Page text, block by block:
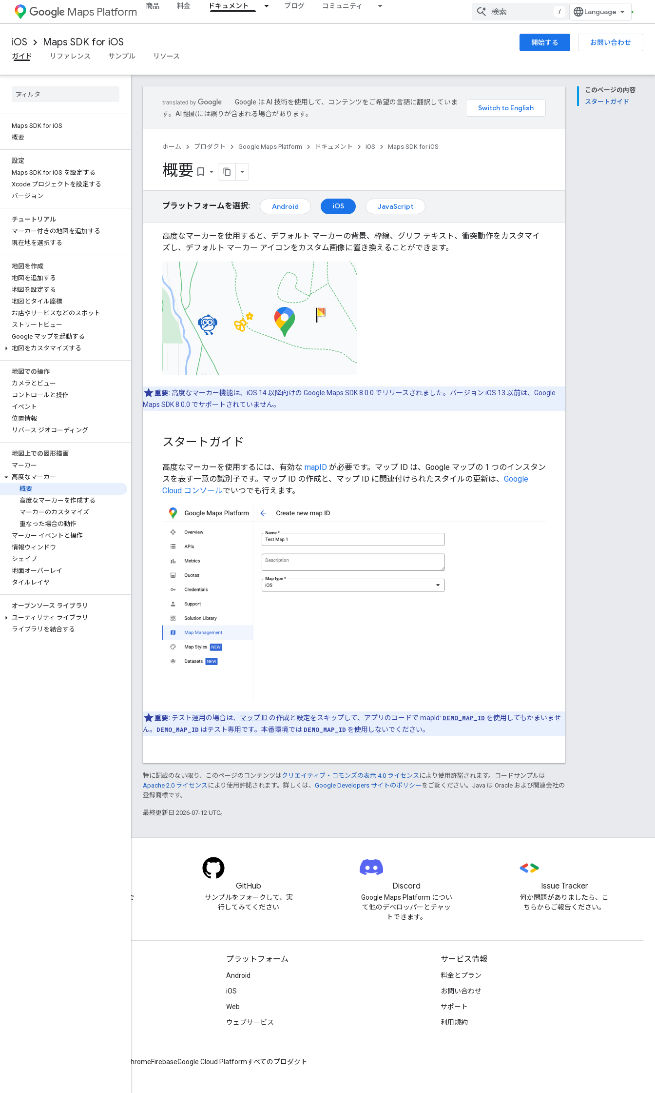
Maps Platform 商品 料金 ドキュメント ブログ コミュニティ
/
iOS Maps SDK for iOS 開始する
お問い合わせ
ガイド
リファレンス サンプル リソース
Maps SDK for iOS
概要
設定
Maps SDK for iOS を設定する
Xcode プロジェクトを設定する
バージョン
チュートリアル
マーカー付きの地図を追加する
現在地を選択する
地図を作成
地図を追加する
地図を設定する
地図とタイル座標
お店やサービスなどのスポット
ストリートビュー
Google マップを起動する
地図をカスタマイズする
地図での操作
カメラとビュー
コントロールと操作
イベント
位置情報
リバース ジオコーディング
地図上での図形描画
マーカー
高度なマーカー
概要
高度なマーカーを作成する
マーカーのカスタマイズ
重なった場合の動作
マーカー イベントと操作
情報ウィンドウ
シェイプ
地面オーバーレイ
タイルレイヤ
オープンソース ライブラリ
ユーティリティ ライブラリ
ライブラリを結合する
このページの内容
スタートガイド
Google は AI 技術を使用して、コンテンツをご希望の言語に翻訳していま
す。AI 翻訳には誤りが含まれる場合があります。
ホーム プロダクト Google Maps Platform ドキュメント iOS Maps SDK for iOS
概要 bookmark_border
プラットフォームを選択: Android iOS JavaScript
高度なマーカーを使用すると、デフォルト マーカーの背景、枠線、グリフ テキスト、衝突動作をカスタマイ
ズし、デフォルト マーカー アイコンをカスタム画像に置き換えることができます。
重要: 高度なマーカー機能は、iOS 14 以降向けの Google Maps SDK 8.0.0 でリリースされました。バージョン iOS 13 以前は、Google
Maps SDK 8.0.0 でサポートされていません。
スタートガイド
高度なマーカーを使用するには、有効な mapID が必要です。マップ ID は、Google マップの 1 つのインスタン
スを表す一意の識別子です。マップ ID の作成と、マップ ID に関連付けられたスタイルの更新は、 Google
Cloud コンソールでいつでも行えます。
重要: テスト運用の場合は、 マップ ID の作成と設定をスキップして、アプリのコードで mapId: DEMO_MAP_ID を使用してもかまいませ
ん。 DEMO_MAP_ID はテスト専用です。本番環境では DEMO_MAP_ID を使用しないでください。
特に記載のない限り、このページのコンテンツはクリエイティブ・コモンズの表示 4.0 ライセンス により使用許諾されます。コードサンプルは
Apache 2.0 ライセンス により使用許諾されます。詳しくは、 Google Developers サイトのポリシー をご覧ください。Java は Oracle および関連会社の
登録商標です。
最終更新日 2026-07-12 UTC。
google-maps-sdk-ios タグで
GitHub
サンプルをフォークして、実
行してみてください
Discord
Google Maps Platform につい
て他のデベロッパーとチャッ
トできます。
Issue Tracker
何か問題がありましたら、こ
ちらからご報告ください。
プラットフォーム
Android
iOS
Web
ウェブサービス
サービス情報
料金とプラン
お問い合わせ
サポート
利用規約
ChromeFirebaseGoogle Cloud Platformすべてのプロダクト